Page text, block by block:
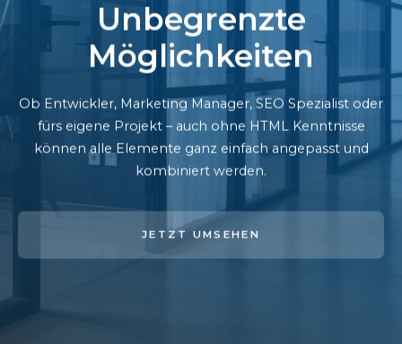
Unbegrenzte
Möglichkeiten
Ob Entwickler, Marketing Manager, SEO Spezialist oder
fürs eigene Projekt – auch ohne HTML Kenntnisse
können alle Elemente ganz einfach angepasst und
kombiniert werden.
JETZT UMSEHEN